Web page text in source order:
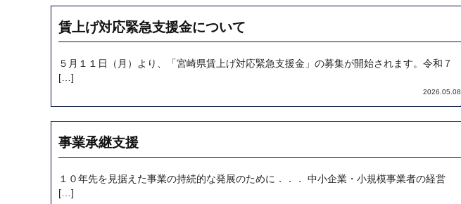
賃上げ対応緊急支援金について
５月１１日（月）より、「宮崎県賃上げ対応緊急支援金」の募集が開始されます。令和７
[…]
2026.05.08
事業承継支援
１０年先を見据えた事業の持続的な発展のために．．． 中小企業・小規模事業者の経営
[…]